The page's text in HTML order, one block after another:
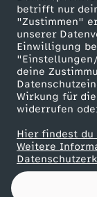
betrifft nur
"Zustimmen"
unserer
Einwilligung
deine
Wirkung für
widerrufen
Hier findest du
Weitere
e
G
r
e
n
z
Werbefernsehen
Mainzelmännchen
Partner